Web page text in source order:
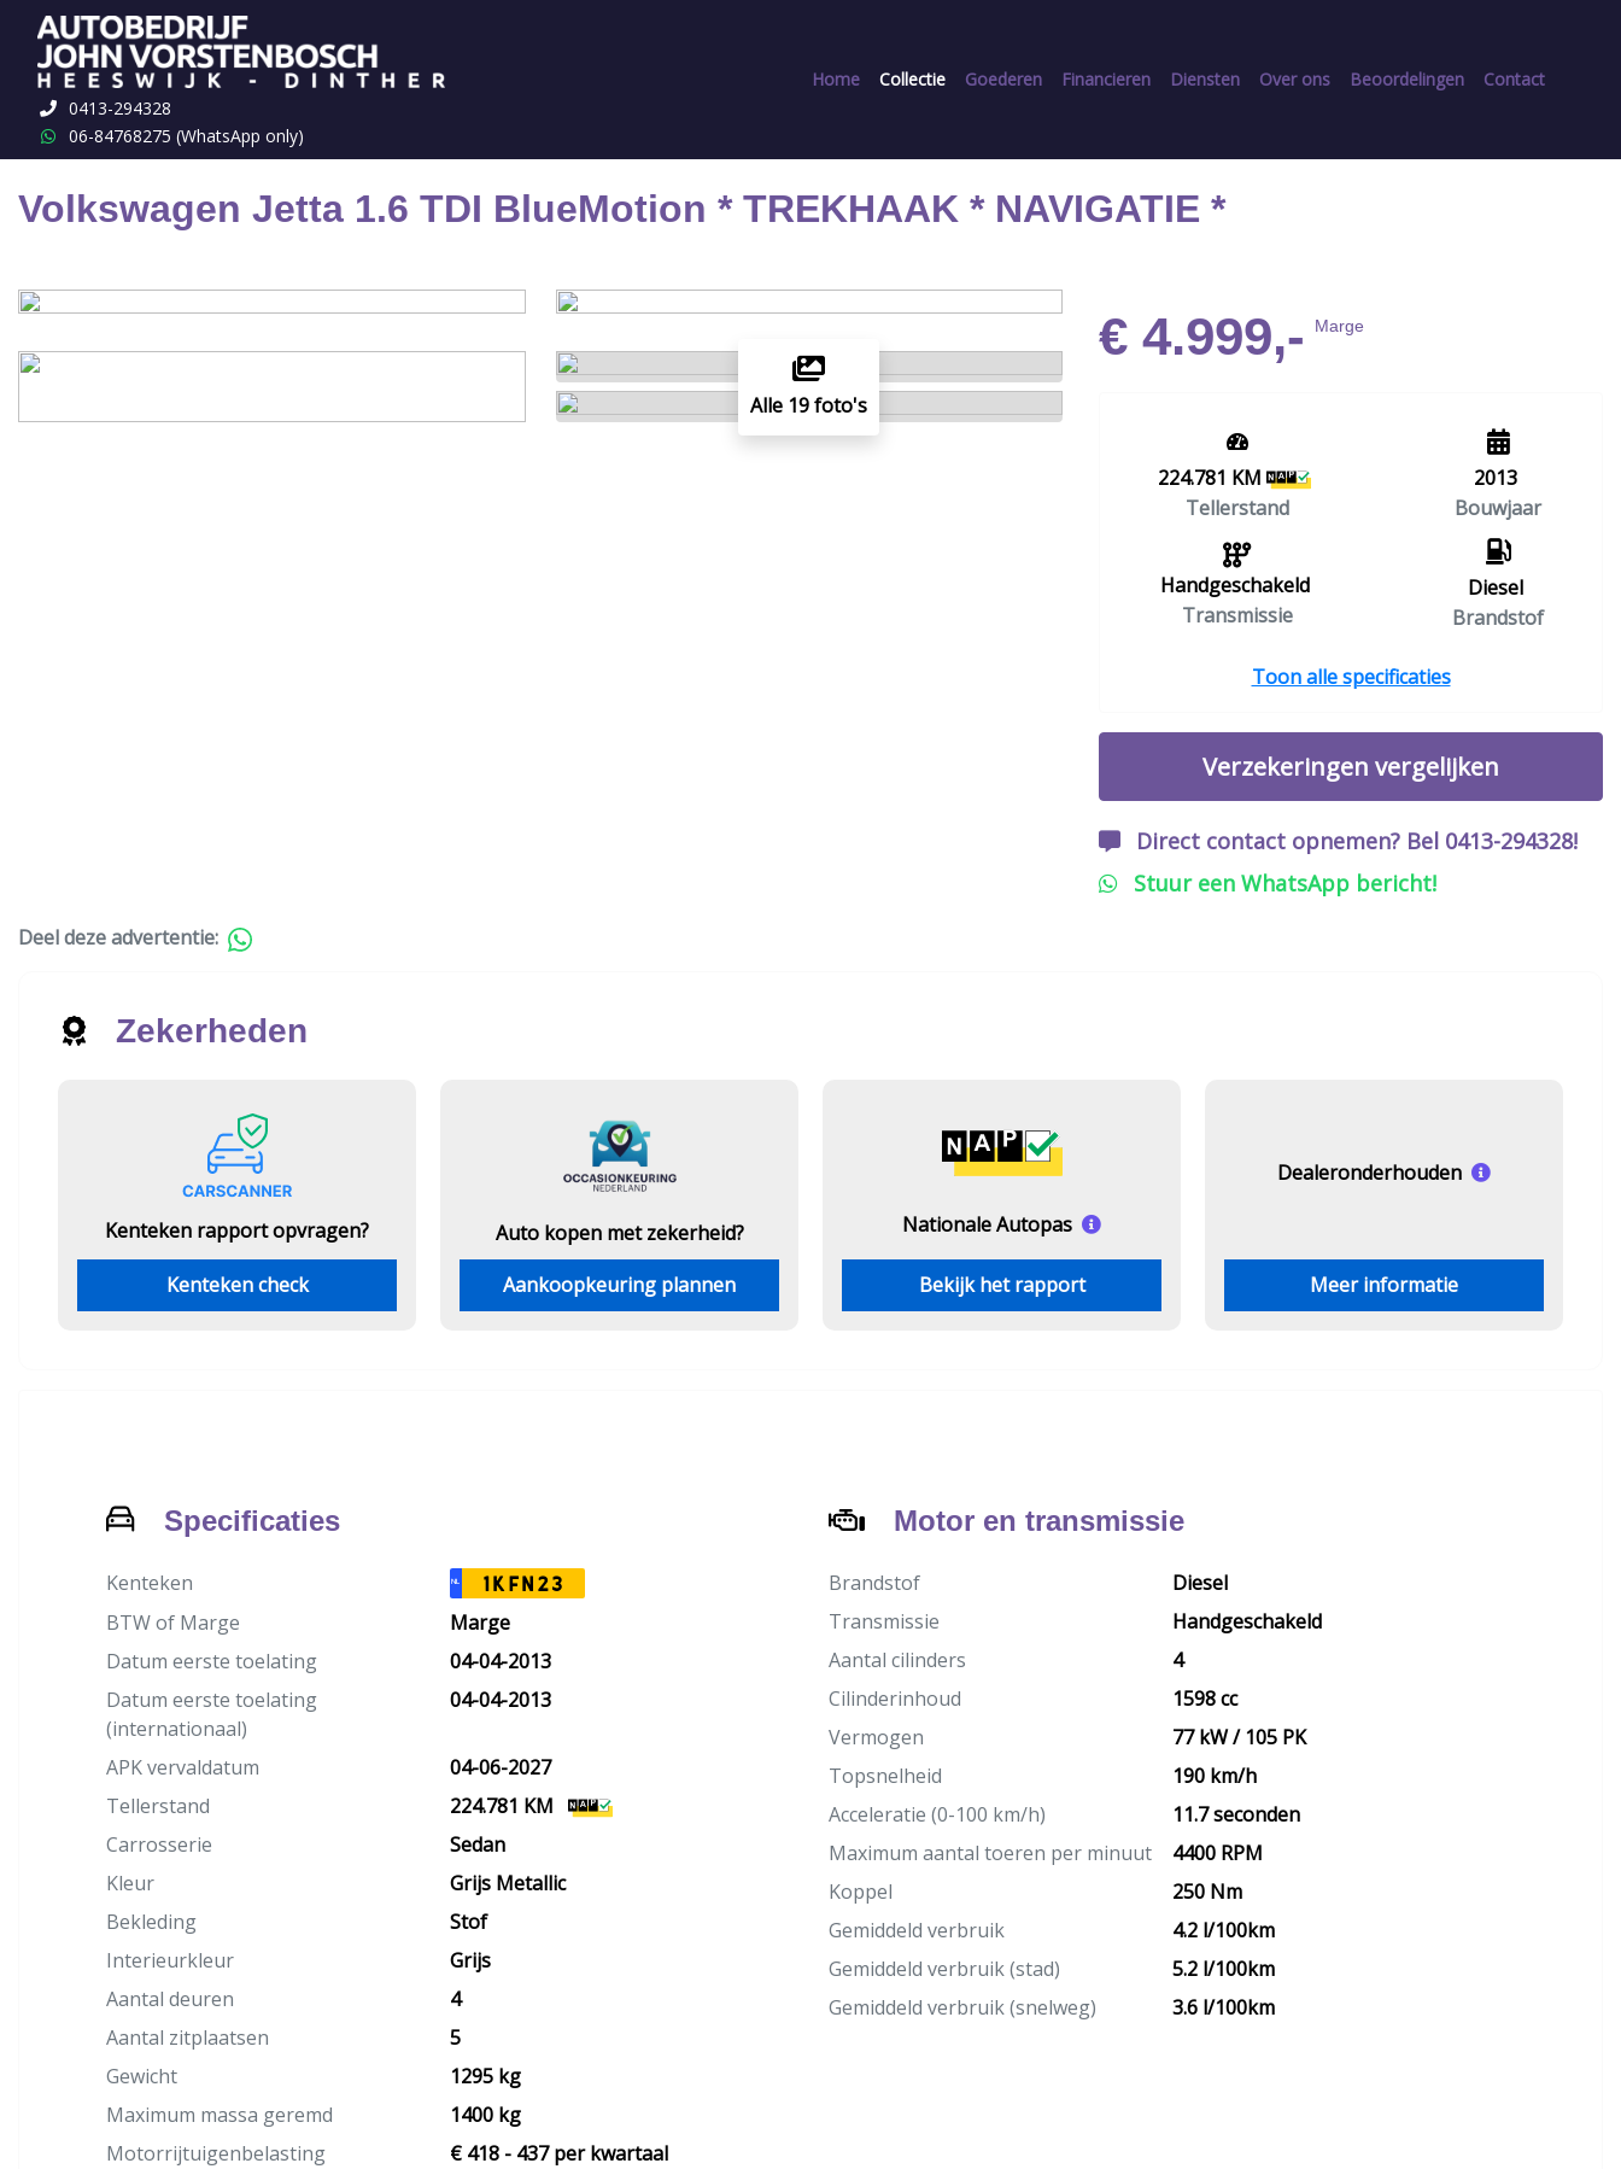
0413-294328
06-84768275 (WhatsApp only)
Home Collectie Goederen Financieren Diensten Over ons Beoordelingen Contact
Terug naar overzicht
Volkswagen Jetta 1.6 TDI BlueMotion * TREKHAAK * NAVIGATIE *
Alle 19 foto's
€ 4.999,- Marge
224.781 KM
Tellerstand
Handgeschakeld
Transmissie
2013
Bouwjaar
Diesel
Brandstof
Toon alle specificaties
Verzekeringen vergelijken
Direct contact opnemen? Bel 0413-294328!
Stuur een WhatsApp bericht!
Deel deze advertentie:
Zekerheden
Kenteken rapport opvragen?
Kenteken check
Auto kopen met zekerheid?
Aankoopkeuring plannen
Nationale Autopas
Bekijk het rapport
Dealeronderhouden
Meer informatie
Specificaties
Kenteken NL 1KFN23
BTW of Marge
Marge
Datum eerste toelating
04-04-2013
Datum eerste toelating
(internationaal)
04-04-2013
APK vervaldatum
04-06-2027
Tellerstand
224.781 KM
Carrosserie
Sedan
Kleur
Grijs Metallic
Bekleding
Stof
Interieurkleur
Grijs
Aantal deuren
4
Aantal zitplaatsen
5
Gewicht
1295 kg
Maximum massa geremd
1400 kg
Motorrijtuigenbelasting
€ 418 - 437 per kwartaal
Motor en transmissie
Brandstof
Diesel
Transmissie
Handgeschakeld
Aantal cilinders
4
Cilinderinhoud
1598 cc
Vermogen
77 kW / 105 PK
Topsnelheid
190 km/h
Acceleratie (0-100 km/h)
11.7 seconden
Maximum aantal toeren per minuut
4400 RPM
Koppel
250 Nm
Gemiddeld verbruik
4.2 l/100km
Gemiddeld verbruik (stad)
5.2 l/100km
Gemiddeld verbruik (snelweg)
3.6 l/100km